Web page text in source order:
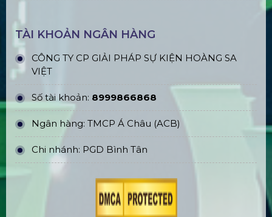
TÀI KHOẢN NGÂN HÀNG
CÔNG TY CP GIẢI PHÁP SỰ KIỆN HOÀNG SA
VIỆT
Số tài khoản: 8999866868
Ngân hàng: TMCP Á Châu (ACB)
Chi nhánh: PGD Bình Tân